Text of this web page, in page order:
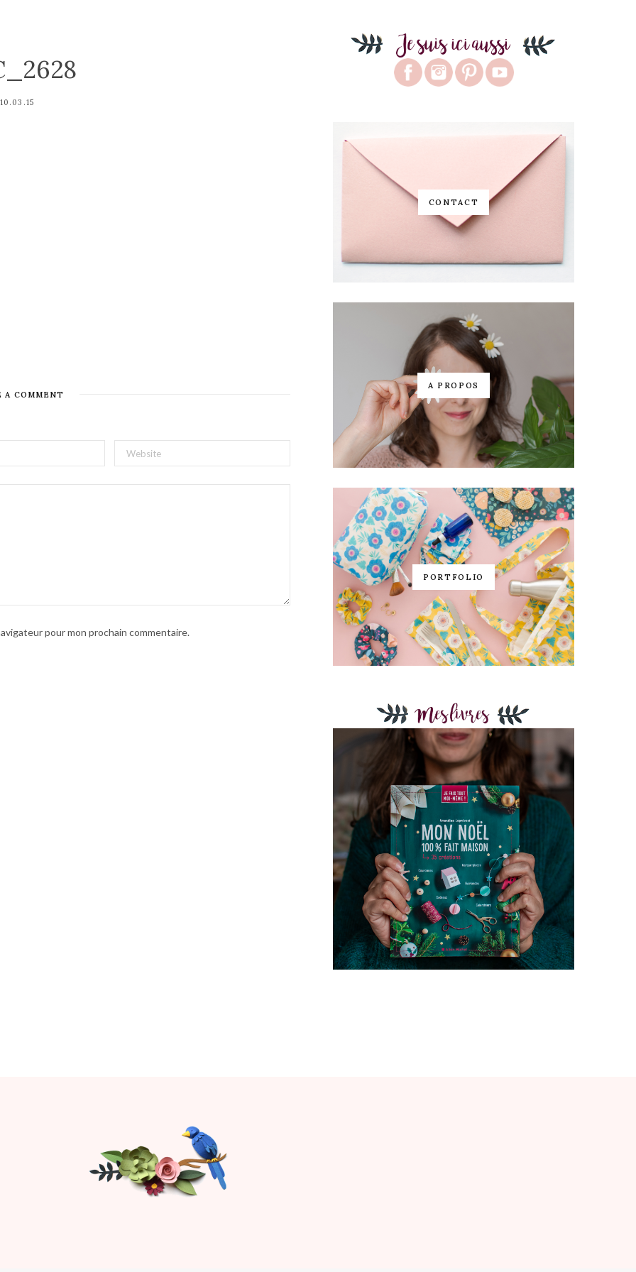
10.03.15
A COMMENT
pour mon prochain commentaire.
CONTACT
A PROPOS
PORTFOLIO